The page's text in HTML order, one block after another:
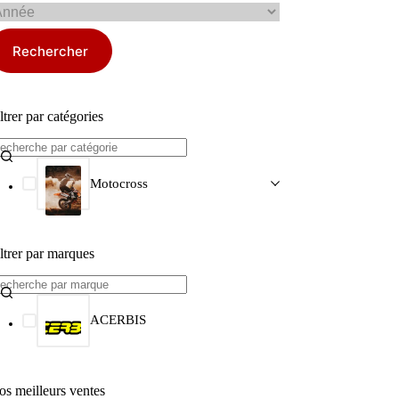
Rechercher
par catégories
Motocross
par marques
ACERBIS
meilleurs ventes